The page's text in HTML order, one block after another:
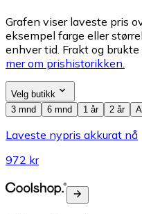
Grafen viser laveste pris
eksempel farge eller
enhver tid. Frakt og
mer om prishistorikken.
Velg butikk
3 mnd
6 mnd 1 år 2 år
Laveste nypris akkurat nå
972 kr